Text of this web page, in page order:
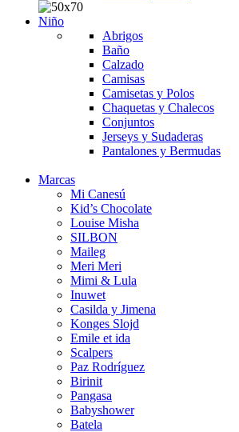
Niño
Abrigos
Baño
Calzado
Camisas
Camisetas y Polos
Chaquetas y Chalecos
Conjuntos
Jerseys y Sudaderas
Pantalones y Bermudas
Marcas
Mi Canesú
Kid’s Chocolate
Louise Misha
SILBON
Maileg
Meri Meri
Mimi & Lula
Inuwet
Casilda y Jimena
Konges Slojd
Emile et ida
Scalpers
Paz Rodríguez
Birinit
Pangasa
Babyshower
Batela